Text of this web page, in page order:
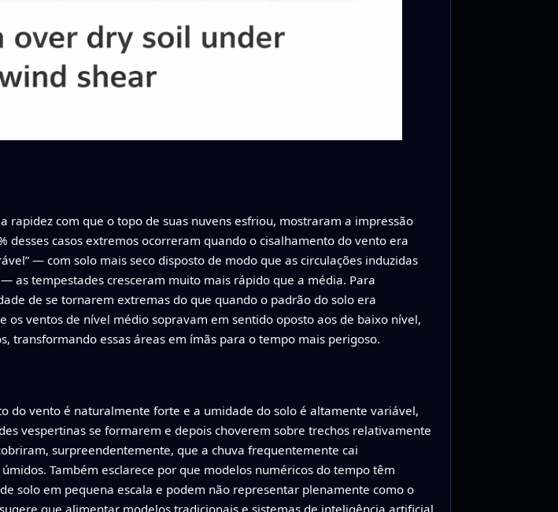
com que o topo de suas nuvens esfriou, mostraram a impressão
desses casos extremos ocorreram quando o cisalhamento do vento era
— com solo mais seco disposto de modo que as circulações induzidas
as tempestades cresceram muito mais rápido que a média. Para
de se tornarem extremas do que quando o padrão do solo era
os ventos de nível médio sopravam em sentido oposto aos de baixo nível,
transformando essas áreas em ímãs para o tempo mais perigoso.
do vento é naturalmente forte e a umidade do solo é altamente variável,
vespertinas se formarem e depois choverem sobre trechos relativamente
surpreendentemente, que a chuva frequentemente cai
Também esclarece por que modelos numéricos do tempo têm
solo em pequena escala e podem não representar plenamente como o
que alimentar modelos tradicionais e sistemas de inteligência artificial